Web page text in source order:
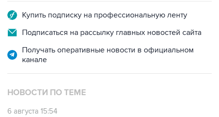
Купить подписку на профессиональную ленту
Подписаться на рассылку главных новостей сайта
Получать оперативные новости в официальном
канале
НОВОСТИ ПО ТЕМЕ
6 августа 15:54